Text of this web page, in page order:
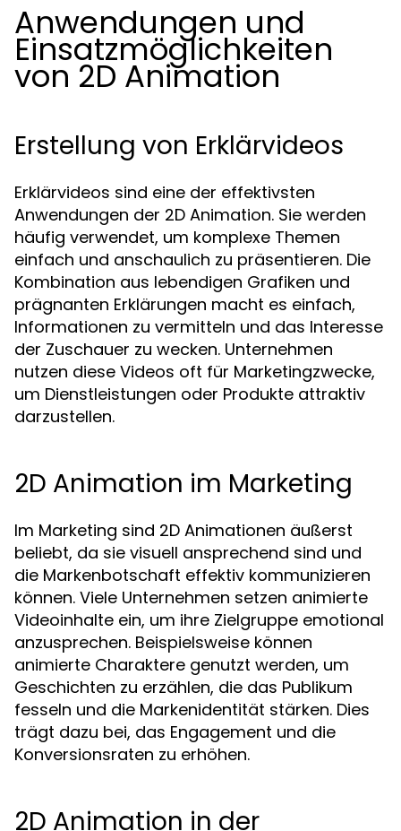
Anwendungen und
Einsatzmöglichkeiten
von 2D Animation
Erstellung von Erklärvideos
Erklärvideos sind eine der effektivsten
Anwendungen der 2D Animation. Sie werden
häufig verwendet, um komplexe Themen
einfach und anschaulich zu präsentieren. Die
Kombination aus lebendigen Grafiken und
prägnanten Erklärungen macht es einfach,
Informationen zu vermitteln und das Interesse
der Zuschauer zu wecken. Unternehmen
nutzen diese Videos oft für Marketingzwecke,
um Dienstleistungen oder Produkte attraktiv
darzustellen.
2D Animation im Marketing
Im Marketing sind 2D Animationen äußerst
beliebt, da sie visuell ansprechend sind und
die Markenbotschaft effektiv kommunizieren
können. Viele Unternehmen setzen animierte
Videoinhalte ein, um ihre Zielgruppe emotional
anzusprechen. Beispielsweise können
animierte Charaktere genutzt werden, um
Geschichten zu erzählen, die das Publikum
fesseln und die Markenidentität stärken. Dies
trägt dazu bei, das Engagement und die
Konversionsraten zu erhöhen.
2D Animation in der